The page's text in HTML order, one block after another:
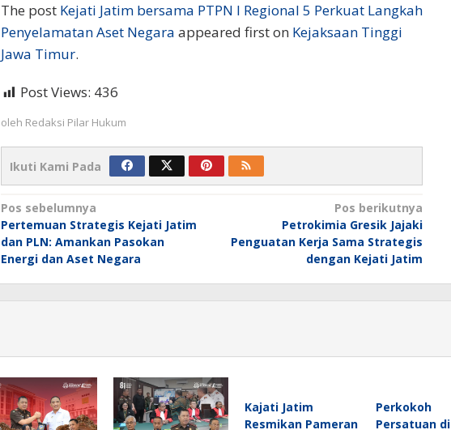
The post Kejati Jatim bersama PTPN I Regional 5 Perkuat Langkah
Penyelamatan Aset Negara appeared first on Kejaksaan Tinggi
Jawa Timur.
Post Views: 436
oleh Redaksi Pilar Hukum
Ikuti Kami Pada
Navigasi
pos
Pos sebelumnya
Pertemuan Strategis Kejati Jatim
dan PLN: Amankan Pasokan
Energi dan Aset Negara
Pos berikutnya
Petrokimia Gresik Jajaki
Penguatan Kerja Sama Strategis
dengan Kejati Jatim
Kajati Jatim
Resmikan Pameran
Perkokoh
Persatuan di